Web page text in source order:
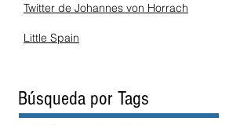
Twitter de Johannes von Horrach
Little Spain
Búsqueda por Tags